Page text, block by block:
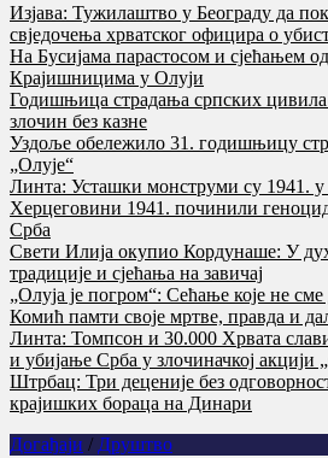
Изјава: Тужилаштво у Београду да
свједочења хрватског официра о
На Бусијама парастосом и сјећањем
Крајишницима у Олуји
Годишњица страдања српских цивила
злочин без казне
Уздоље обележило 31. годишњицу
„Олује“
Линта: Усташки монструми су 1941.
Херцеговини 1941. починили
Срба
Свети Илија окупио Кордунаше: У
традиције и сјећања на завичај
„Олуја је погром“: Сећање које не
Комић памти своје мртве, правда и
Линта: Томпсон и 30.000 Хрвата
и убијање Срба у злочиначкој акцији
Штрбац: Три деценије без
крајишких бораца на Динари
Догађаји / Друштво